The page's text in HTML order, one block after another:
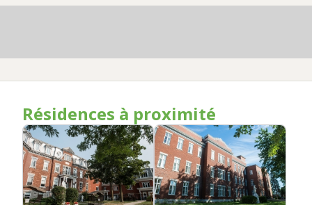
Résidences à proximité